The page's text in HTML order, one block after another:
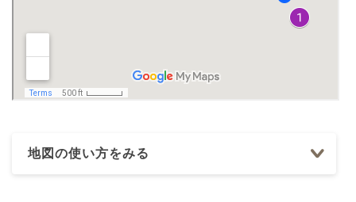
地図の使い方をみる